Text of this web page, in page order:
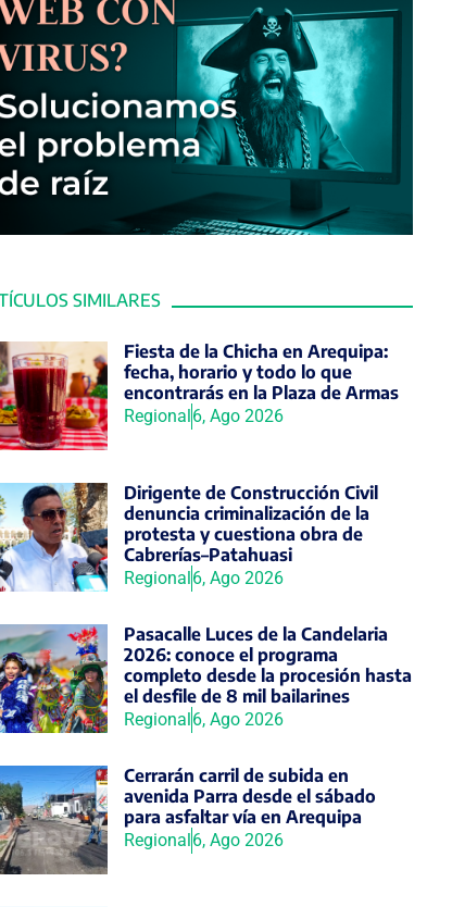
SIMILARES
Fiesta de la Chicha en Arequipa:
fecha, horario y todo lo que
encontrarás en la Plaza de Armas
Regional6, Ago 2026
Dirigente de Construcción Civil
denuncia criminalización de la
protesta y cuestiona obra de
Cabrerías–Patahuasi
Regional6, Ago 2026
Pasacalle Luces de la Candelaria
2026: conoce el programa
completo desde la procesión hasta
el desfile de 8 mil bailarines
Regional6, Ago 2026
Cerrarán carril de subida en
avenida Parra desde el sábado
para asfaltar vía en Arequipa
Regional6, Ago 2026